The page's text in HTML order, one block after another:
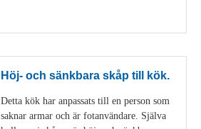
Höj- och sänkbara skåp till kök.
Detta kök har anpassats till en person som
saknar armar och är fotanvändare. Själva